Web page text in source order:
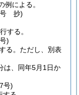
による。
号 抄)
する。
)
る。 ただし、別表
は、同年5月1日か
号)